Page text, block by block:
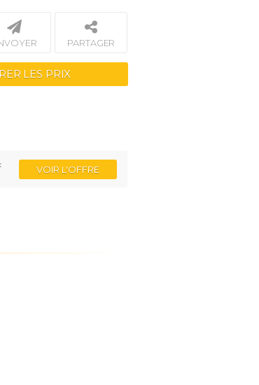
PARTAGER
LES PRIX
VOIR L'OFFRE